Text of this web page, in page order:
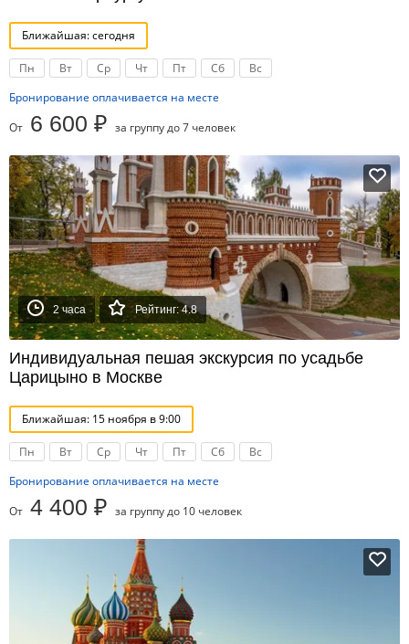
Ближайшая: сегодня
Пн Вт Ср Чт Пт Сб
Вс
Бронирование оплачивается на месте
От 6 600 ₽ за группу до 7 человек
2 часа Рейтинг: 4.8
Индивидуальная пешая экскурсия по усадьбе
Царицыно в Москве
Ближайшая: 15 ноября в 9:00
Пн Вт Ср Чт Пт Сб
Вс
Бронирование оплачивается на месте
От 4 400 ₽ за группу до 10 человек